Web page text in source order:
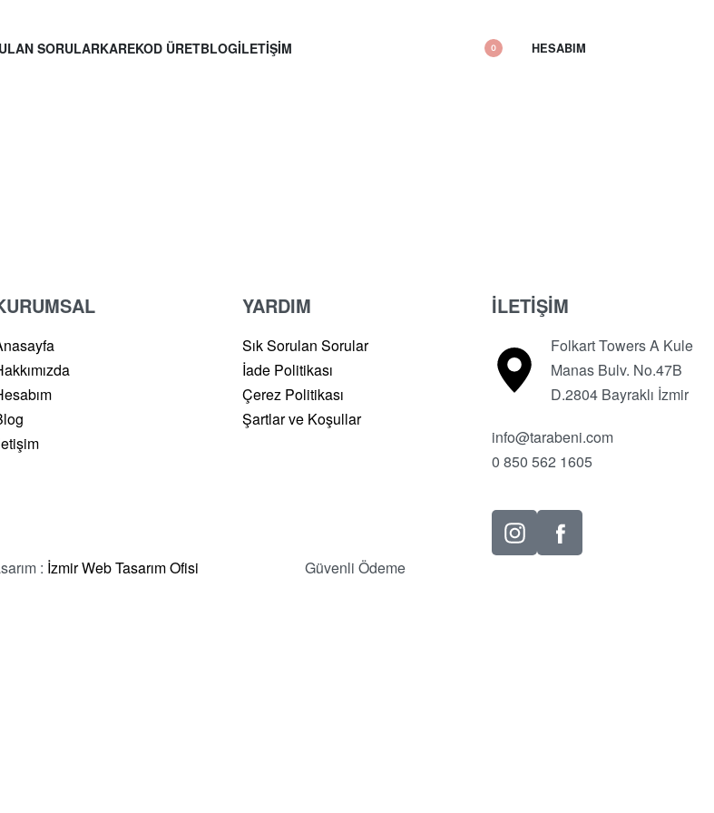
SORULARKAREKOD ÜRETBLOGİLETİŞİM 0 HESABIM
YARDIM
Sık Sorulan Sorular
İade Politikası
Çerez Politikası
Şartlar ve Koşullar
İLETİŞİM
Folkart Towers A Kule
Manas Bulv. No.47B
D.2804 Bayraklı İzmir
info@tarabeni.com
0 850 562 1605
: İzmir Web Tasarım Ofisi Güvenli Ödeme